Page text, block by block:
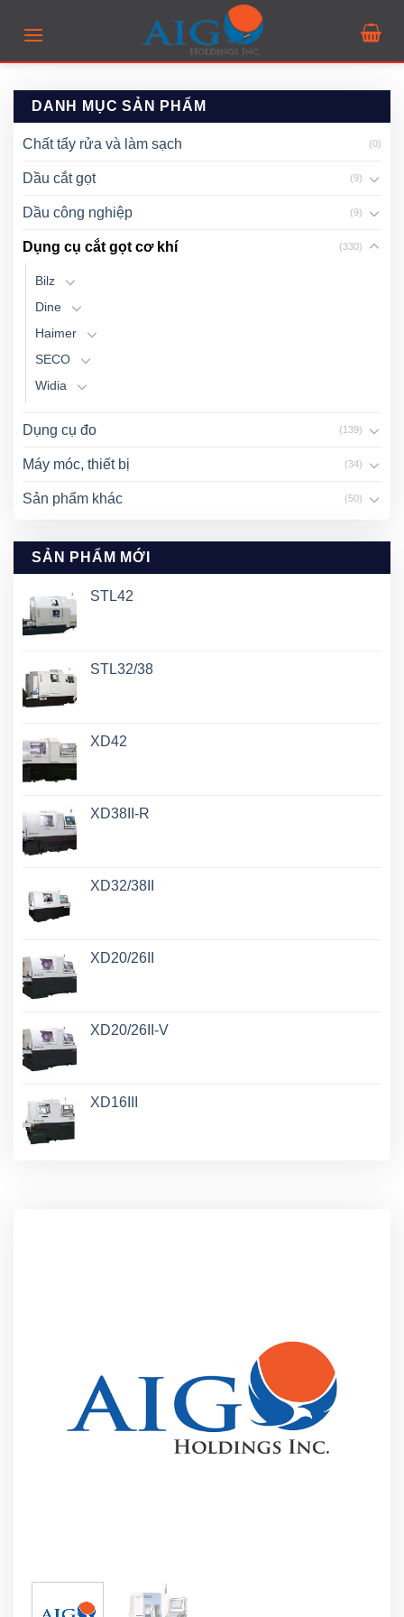
DANH MỤC SẢN PHẨM
Chất tẩy rửa và làm sạch (0)
Dầu cắt gọt (9)
Dầu công nghiệp (9)
Dụng cụ cắt gọt cơ khí (330)
Bilz
Dine
Haimer
SECO
Widia
Dụng cụ đo (139)
Máy móc, thiết bị (34)
Sản phẩm khác (50)
SẢN PHẨM MỚI
STL42
STL32/38
XD42
XD38II-R
XD32/38II
XD20/26II
XD20/26II-V
XD16III